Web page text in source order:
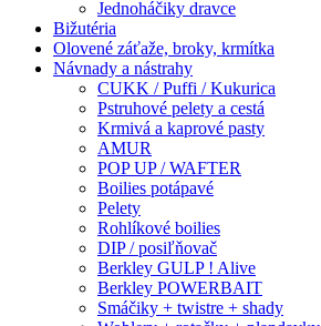
Jednoháčiky dravce
Bižutéria
Olovené záťaže, broky, krmítka
Návnady a nástrahy
CUKK / Puffi / Kukurica
Pstruhové pelety a cestá
Krmivá a kaprové pasty
AMUR
POP UP / WAFTER
Boilies potápavé
Pelety
Rohlíkové boilies
DIP / posiľňovač
Berkley GULP ! Alive
Berkley POWERBAIT
Smáčiky + twistre + shady